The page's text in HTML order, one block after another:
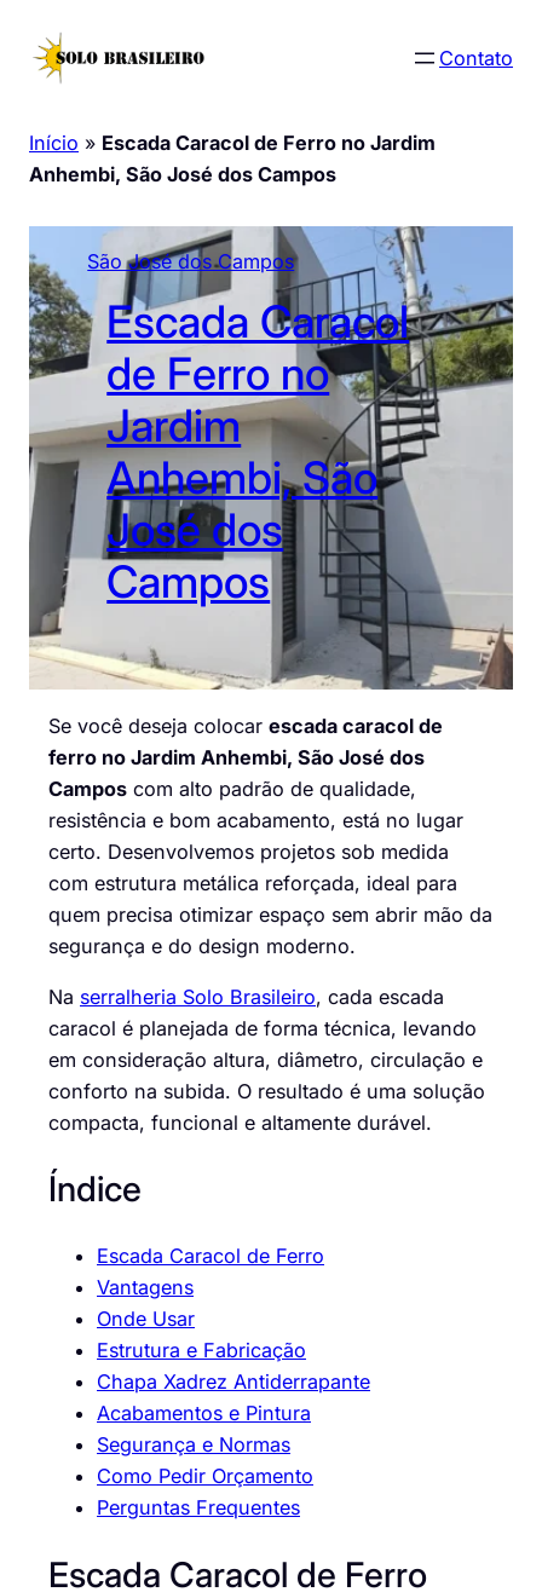
para
Contato
Início » Escada Caracol de Ferro no Jardim
Anhembi, São José dos Campos
São José dos Campos
Escada Caracol
de Ferro no
Jardim
Anhembi, São
José dos
Campos
Se você deseja colocar escada caracol de
ferro no Jardim Anhembi, São José dos
Campos com alto padrão de qualidade,
resistência e bom acabamento, está no lugar
certo. Desenvolvemos projetos sob medida
com estrutura metálica reforçada, ideal para
quem precisa otimizar espaço sem abrir mão da
segurança e do design moderno.
Na serralheria Solo Brasileiro, cada escada
caracol é planejada de forma técnica, levando
em consideração altura, diâmetro, circulação e
conforto na subida. O resultado é uma solução
compacta, funcional e altamente durável.
Índice
Escada Caracol de Ferro
Vantagens
Onde Usar
Estrutura e Fabricação
Chapa Xadrez Antiderrapante
Acabamentos e Pintura
Segurança e Normas
Como Pedir Orçamento
Perguntas Frequentes
Escada Caracol de Ferro